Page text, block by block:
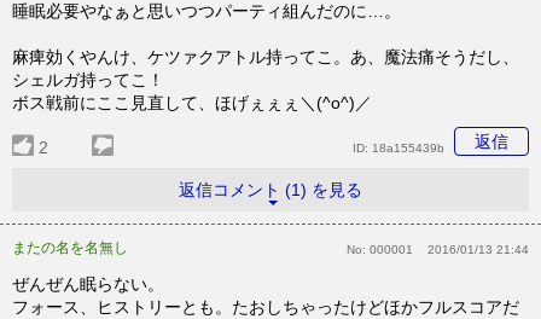
睡眠必要やなぁと思いつつパーティ組んだのに…。
麻痺効くやんけ、ケツァクアトル持ってこ。あ、魔法痛そうだし、
シェルガ持ってこ！
ボス戦前にここ見直して、ほげぇぇぇ＼(^o^)／
2 返信
ID: 18a155439b
返信コメント (1) を見る
またの名を名無し No: 000001 2016/01/13 21:44
ぜんぜん眠らない。
フォース、ヒストリーとも。たおしちゃったけどほかフルスコアだ